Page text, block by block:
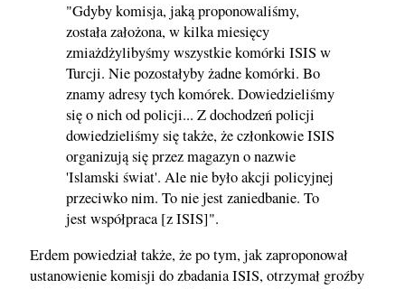
"Gdyby komisja, jaką proponowaliśmy,
została założona, w kilka miesięcy
zmiażdżylibyśmy wszystkie komórki ISIS w
Turcji. Nie pozostałyby żadne komórki. Bo
znamy adresy tych komórek. Dowiedzieliśmy
się o nich od policji... Z dochodzeń policji
dowiedzieliśmy się także, że członkowie ISIS
organizują się przez magazyn o nazwie
'Islamski świat'. Ale nie było akcji policyjnej
przeciwko nim. To nie jest zaniedbanie. To
jest współpraca [z ISIS]".
Erdem powiedział także, że po tym, jak zaproponował
ustanowienie komisji do zbadania ISIS, otrzymał groźby